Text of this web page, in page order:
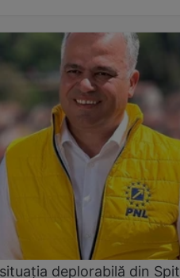
deplorabilă din